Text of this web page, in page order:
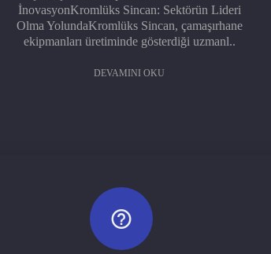
İnovasyonKromlüks Sincan: Sektörün Lideri
Olma YolundaKromlüks Sincan, çamaşırhane
ekipmanları üretiminde gösterdiği uzmanl..
DEVAMINI OKU